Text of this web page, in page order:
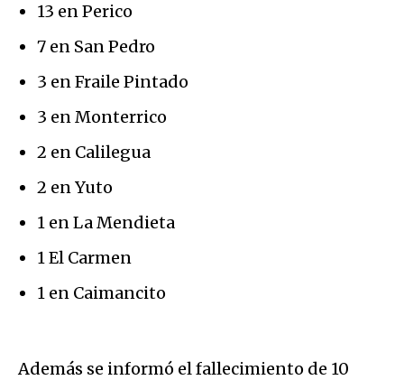
13 en Perico
7 en San Pedro
3 en Fraile Pintado
3 en Monterrico
2 en Calilegua
2 en Yuto
1 en La Mendieta
1 El Carmen
1 en Caimancito
Además se informó el fallecimiento de 10